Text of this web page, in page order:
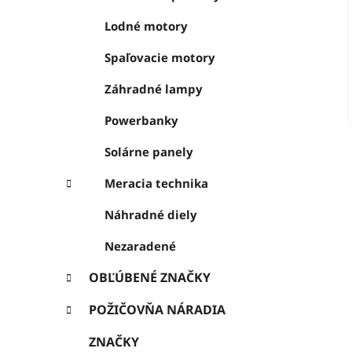
Lodné motory
Spaľovacie motory
Záhradné lampy
Powerbanky
Solárne panely
Meracia technika
Náhradné diely
Nezaradené
OBĽÚBENÉ ZNAČKY
POŽIČOVŇA NÁRADIA
ZNAČKY